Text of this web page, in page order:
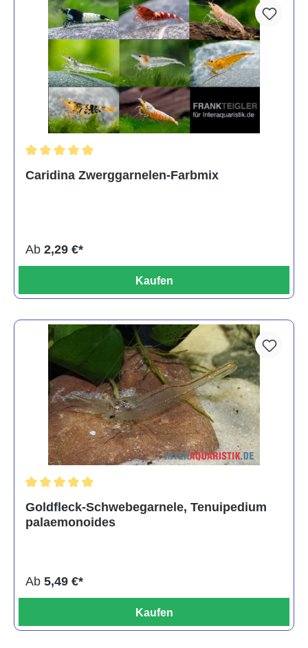
Caridina Zwerggarnelen-Farbmix
Ab 2,29 €*
Kaufen
Goldfleck-Schwebegarnele, Tenuipedium
palaemonoides
Ab 5,49 €*
Kaufen